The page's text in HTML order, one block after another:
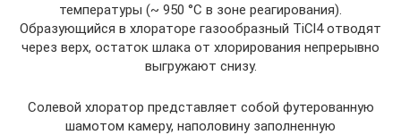
температуры (~ 950 °С в зоне реагирования).
Образующийся в хлораторе газообразный TiCl4 отводят
через верх, остаток шлака от хлорирования непрерывно
выгружают снизу.
Солевой хлоратор представляет собой футерованную
шамотом камеру, наполовину заполненную